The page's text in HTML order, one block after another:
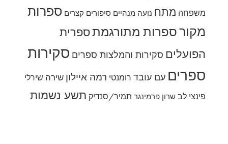
משפחה מתח נועה מנהיים סיפורים קצרים ספרות
מקורספרות מתורגמתספרית
הפועלים סקירות והמלצות ספרים סקירות
ספרים עם עובד רומנטי רמה איילון שירה שירלי
פינצי לב שרון פרמינגר תמיר/סנדיק תשע נשמות